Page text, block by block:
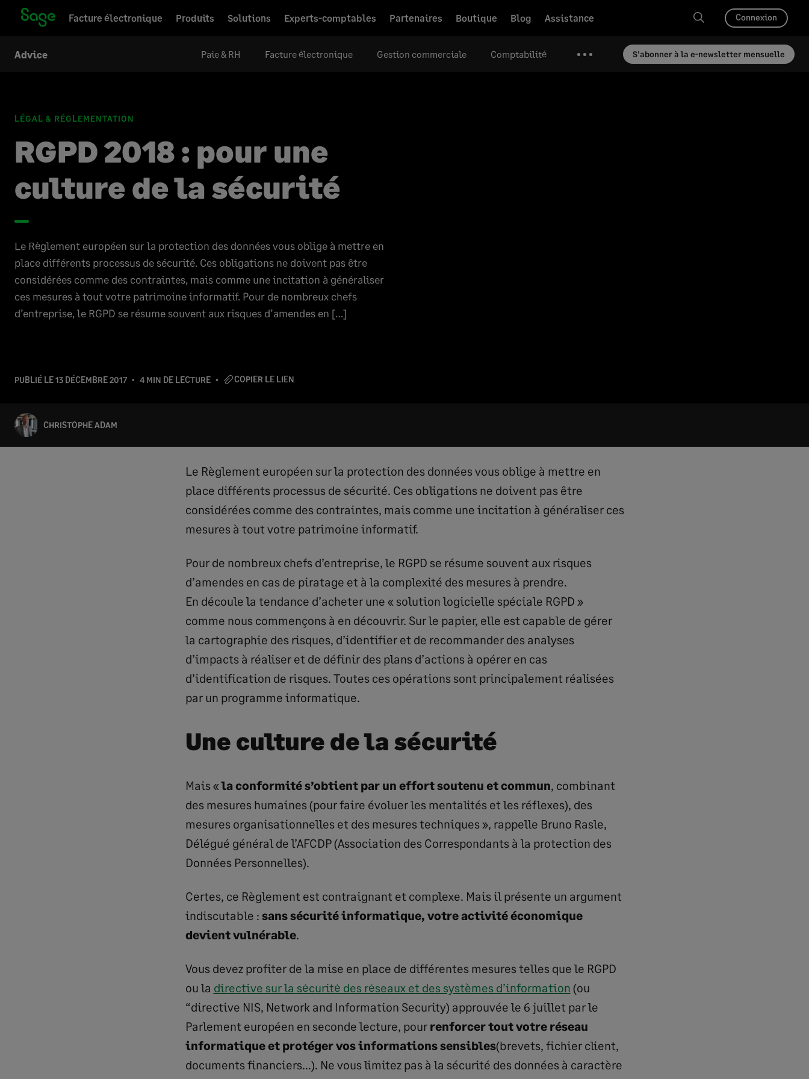
Facture électronique
Produits Solutions Experts-comptables Partenaires Boutique Blog Assistance Connexion
Advice Paie & RH Facture électronique Gestion commerciale Comptabilité S'abonner à la e-newsletter mensuelle
LÉGAL & RÉGLEMENTATION
RGPD 2018 : pour une
culture de la sécurité
Le Règlement européen sur la protection des données vous oblige à mettre en
place différents processus de sécurité. Ces obligations ne doivent pas être
considérées comme des contraintes, mais comme une incitation à généraliser
ces mesures à tout votre patrimoine informatif. Pour de nombreux chefs
d’entreprise, le RGPD se résume souvent aux risques d’amendes en […]
PUBLIÉ LE13 DÉCEMBRE 2017 4 MIN DE LECTURE COPIER LE LIEN
CHRISTOPHE ADAM
Le Règlement européen sur la protection des données vous oblige à mettre en
place différents processus de sécurité. Ces obligations ne doivent pas être
considérées comme des contraintes, mais comme une incitation à généraliser ces
mesures à tout votre patrimoine informatif.
Pour de nombreux chefs d’entreprise, le RGPD se résume souvent aux risques
d’amendes en cas de piratage et à la complexité des mesures à prendre.
En découle la tendance d’acheter une « solution logicielle spéciale RGPD »
comme nous commençons à en découvrir. Sur le papier, elle est capable de gérer
la cartographie des risques, d’identifier et de recommander des analyses
d’impacts à réaliser et de définir des plans d’actions à opérer en cas
d’identification de risques. Toutes ces opérations sont principalement réalisées
par un programme informatique.
Une culture de la sécurité
Mais «la conformité s’obtient par un effort soutenu et commun, combinant
des mesures humaines (pour faire évoluer les mentalités et les réflexes), des
mesures organisationnelles et des mesures techniques », rappelle Bruno Rasle,
Délégué général de l’AFCDP (Association des Correspondants à la protection des
Données Personnelles).
Certes, ce Règlement est contraignant et complexe. Mais il présente un argument
indiscutable : sans sécurité informatique, votre activité économique
devient vulnérable.
Vous devez profiter de la mise en place de différentes mesures telles que le RGPD
ou la directive sur la sécurité des réseaux et des systèmes d’information (ou
“directive NIS, Network and Information Security) approuvée le 6 juillet par le
Parlement européen en seconde lecture, pourrenforcer tout votre réseau
informatique et protéger vos informations sensibles(brevets, fichier client,
documents financiers…). Ne vous limitez pas à la sécurité des données à caractère